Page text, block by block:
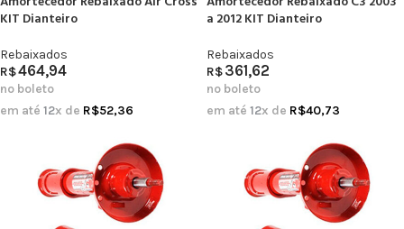
KIT Dianteiro
Rebaixados
R$464,94
no boleto
em até 12x de R$52,36
a 2012 KIT Dianteiro
Rebaixados
R$361,62
no boleto
em até 12x de R$40,73